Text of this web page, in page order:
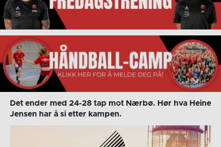
Det ender med 24-28 tap mot Nærbø. Hør hva Heine
Jensen har å si etter kampen.